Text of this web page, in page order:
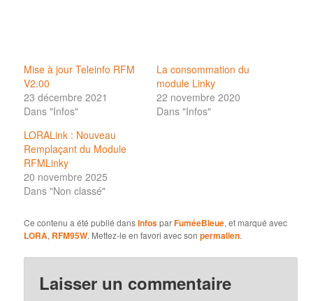
Mise à jour Teleinfo RFM
V2.00
23 décembre 2021
Dans "Infos"
La consommation du
module Linky
22 novembre 2020
Dans "Infos"
LORALink : Nouveau
Remplaçant du Module
RFMLinky
20 novembre 2025
Dans "Non classé"
Ce contenu a été publié dansInfosparFuméeBleue, et marqué avec
LORA, RFM95W. Mettez-le en favori avec sonpermalien.
Laisser un commentaire